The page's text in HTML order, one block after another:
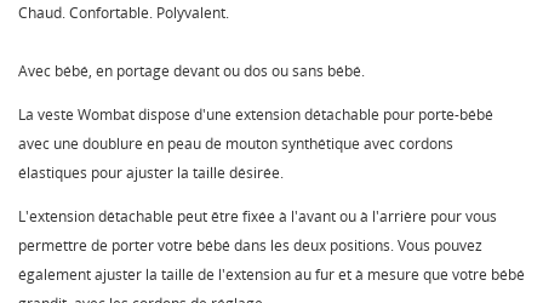
Chaud. Confortable. Polyvalent.
Avec bébé, en portage devant ou dos ou sans bébé.
La veste Wombat dispose d'une extension détachable pour porte-bébé
avec une doublure en peau de mouton synthétique avec cordons
élastiques pour ajuster la taille désirée.
L'extension détachable peut être fixée à l'avant ou à l'arrière pour vous
permettre de porter votre bébé dans les deux positions. Vous pouvez
également ajuster la taille de l'extension au fur et à mesure que votre bébé